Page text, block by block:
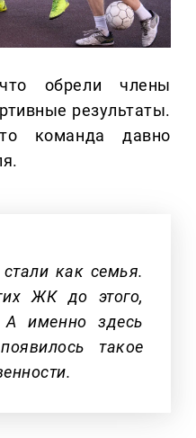
обрели члены
результаты.
команда давно
как семья.
ЖК до этого,
именно здесь
такое